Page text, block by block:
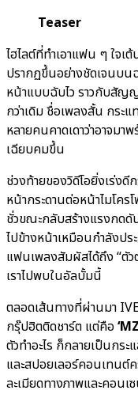
Teaser
ไฮไลต์ที่ทำเอาแฟน ๆ ใจ
ปรากฏขึ้นอย่างชัดเจนบ
หน้าแบบฉับไว ราวกับสั
กว่าเดิม ชื่อเพลงสั้น กระ
หลายคนคาดเดาว่าอาจม
เฉียบคมขึ้น
ช่วงท้ายของวิดีโอยิ่งเร่ง
หน้ากระดานต่อหน้าไมโค
ชั่วขณะกลับสร้างแรงกดดั
ไปข้างหน้าเหมือนกำลังปร
แฟนเพลงสัมผัสได้ถึง “ตั
เราไปพบในอัลบั้มนี้
ตลอดเส้นทางที่ผ่านมา
กรุ๊ปฮิตติดชาร์ต แต่คือ
ตัวทำอะไร ก็กลายเป็นกร
และสปอยเลอร์คอนเทนต์
ละเมียดทางภาพและคอน